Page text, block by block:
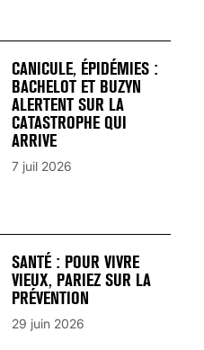
CANICULE, ÉPIDÉMIES :
BACHELOT ET BUZYN
ALERTENT SUR LA
CATASTROPHE QUI
ARRIVE
7 juil 2026
SANTÉ : POUR VIVRE
VIEUX, PARIEZ SUR LA
PRÉVENTION
29 juin 2026